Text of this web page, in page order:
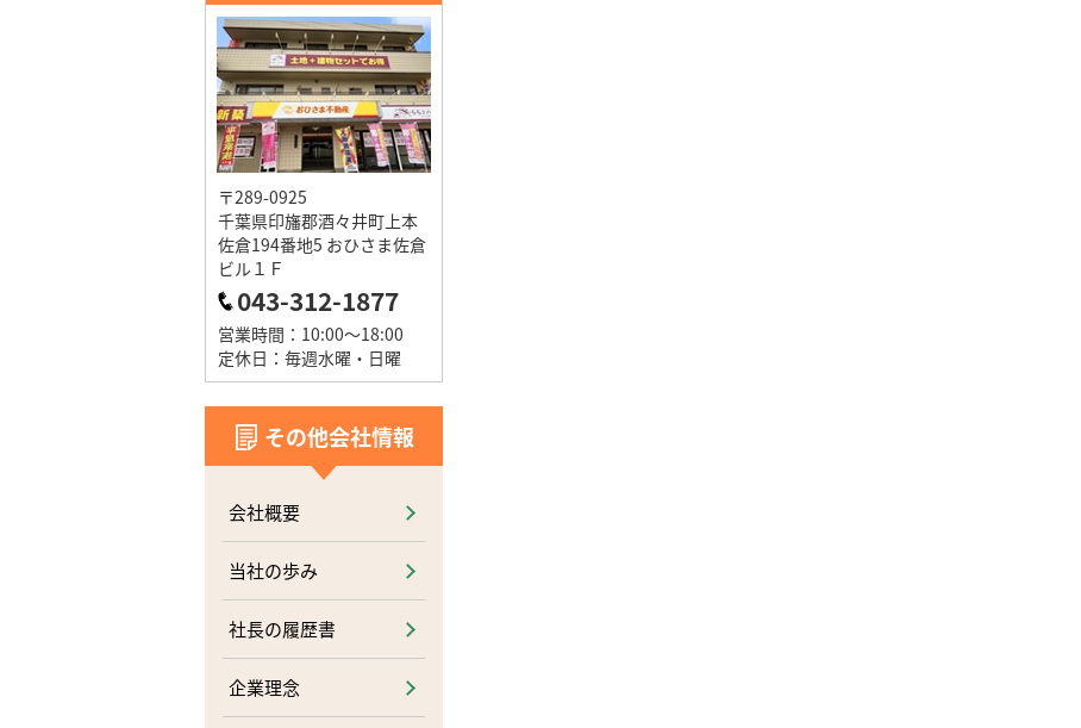
〒289-0925
千葉県印旛郡酒々井町上本
佐倉194番地5 おひさま佐倉
ビル１Ｆ
043-312-1877
営業時間：10:00～18:00
定休日：毎週水曜・日曜
その他会社情報
会社概要
当社の歩み
社長の履歴書
企業理念